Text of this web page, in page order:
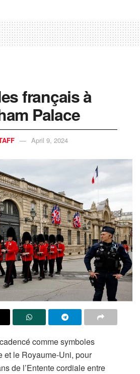
français à
Palace
April 9, 2024
comme symboles
et le Royaume-Uni, pour
de l’Entente cordiale entre